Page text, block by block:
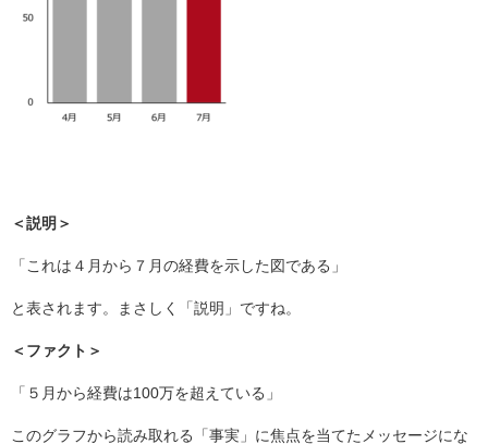
＜説明＞
「これは４月から７月の経費を示した図である」
と表されます。まさしく「説明」ですね。
＜ファクト＞
「５月から経費は100万を超えている」
このグラフから読み取れる「事実」に焦点を当てたメッセージにな